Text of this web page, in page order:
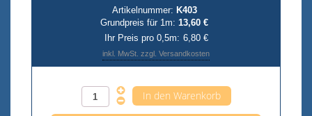
Artikelnummer: K403
Grundpreis für 1m: 13,60 €
Ihr Preis pro 0,5m: 6,80 €
inkl. MwSt. zzgl. Versandkosten